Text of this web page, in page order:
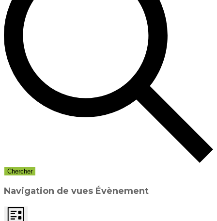
Chercher
Navigation de vues Évènement